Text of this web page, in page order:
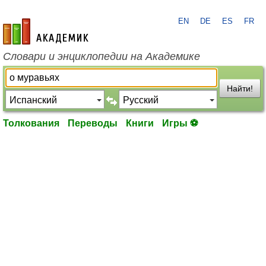
academic.ru
EN DE ES FR
Словари и энциклопедии на Академике
Найти!
Толкования Переводы Книги Игры ⚽